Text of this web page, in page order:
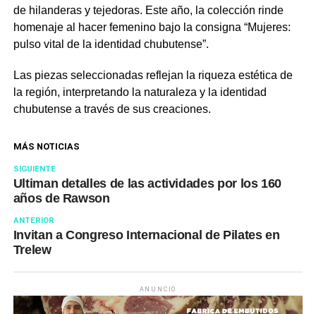
de hilanderas y tejedoras. Este año, la colección rinde
homenaje al hacer femenino bajo la consigna “Mujeres:
pulso vital de la identidad chubutense”.
Las piezas seleccionadas reflejan la riqueza estética de
la región, interpretando la naturaleza y la identidad
chubutense a través de sus creaciones.
MÁS NOTICIAS
SIGUIENTE
Ultiman detalles de las actividades por los 160
años de Rawson
ANTERIOR
Invitan a Congreso Internacional de Pilates en
Trelew
ANUNCIO